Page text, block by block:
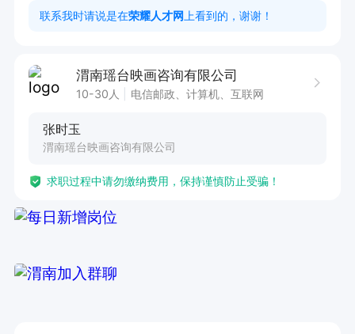
工作时间
联系我时请说是在荣耀人才网 上看到的，谢谢！
渭南瑶台映画咨询有限公司
10-30人 电信邮政、计算机、互联网
张时玉
渭南瑶台映画咨询有限公司
求职过程中请勿缴纳费用，保持谨慎防止受骗！